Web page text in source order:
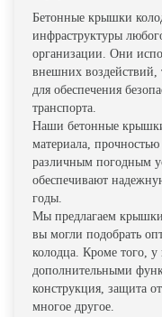
Бетонные крышки
инфраструктуры
организации. Они
внешних воздействий,
для обеспечения
транспорта.
Наши бетонные
материала,
различным погодным
обеспечивают
годы.
Мы предлагаем
вы могли подобрать
колодца. Кроме того,
дополнительными
конструкция, защита
многое другое.